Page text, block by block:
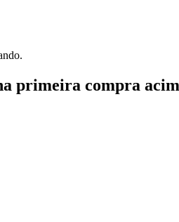
primeira compra